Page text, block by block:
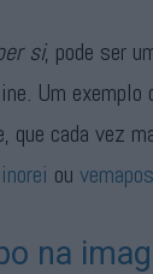
si, pode ser
Um
que cada vez
ou
na